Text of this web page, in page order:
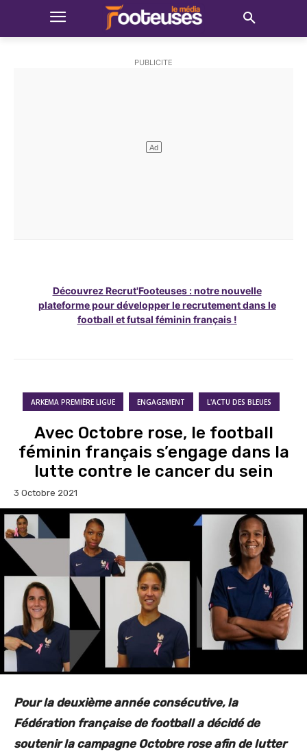
Découvrez Recrut'Footeuses : notre nouvelle
plateforme pour développer le recrutement dans le
football et futsal féminin français !
ARKEMA PREMIÈRE LIGUE ENGAGEMENT L'ACTU DES BLEUES
Avec Octobre rose, le football
féminin français s’engage dans la
lutte contre le cancer du sein
3 Octobre 2021
Pour la deuxième année consécutive, la
Fédération française de football a décidé de
soutenir la campagne Octobre rose afin de lutter